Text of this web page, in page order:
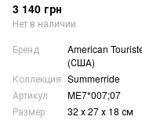
3 140 грн
Нет в наличии
Бренд
American
(США)
Коллекция Summerride
Артикул
ME7*007;07
Размер
32 х 27 х 18 см